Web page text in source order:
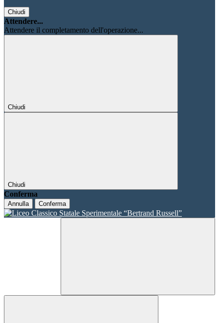
Chiudi
Attendere...
Attendere il completamento dell'operazione...
Chiudi
Chiudi
Conferma
Annulla Conferma